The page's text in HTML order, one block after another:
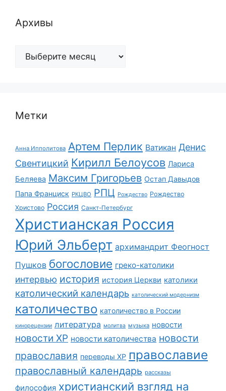
Архивы
Архивы
Метки
Анна Ипполитова Артем Перлик Ватикан Денис
Свентицкий Кирилл Белоусов Лариса
Беляева Максим Григорьев Остап Давыдов
Папа Франциск РКЦВО РПЦ Рождество Рождество
Христово Россия Санкт-Петербург
Христианская Россия
Юрий Эльберт архимандрит Феогност
Пушков богословие греко-католики
интервью история история Церкви католики
католический календарь католический модернизм
католичество католичество в России
кинорецензии литература молитва музыка новости
новости ХР новости католичества новости
православия переводы ХР православие
православный календарь рассказы
философия христианский взгляд на